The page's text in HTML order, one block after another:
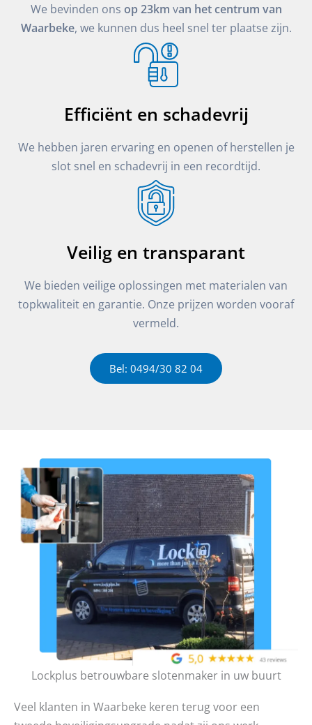
We bevinden ons op 23km van het centrum van
Waarbeke, we kunnen dus heel snel ter plaatse zijn.
Efficiënt en schadevrij
We hebben jaren ervaring en openen of herstellen je
slot snel en schadevrij in een recordtijd.
Veilig en transparant
We bieden veilige oplossingen met materialen van
topkwaliteit en garantie. Onze prijzen worden vooraf
vermeld.
Bel: 0494/30 82 04
Lockplus betrouwbare slotenmaker in uw buurt
Veel klanten in Waarbeke keren terug voor een